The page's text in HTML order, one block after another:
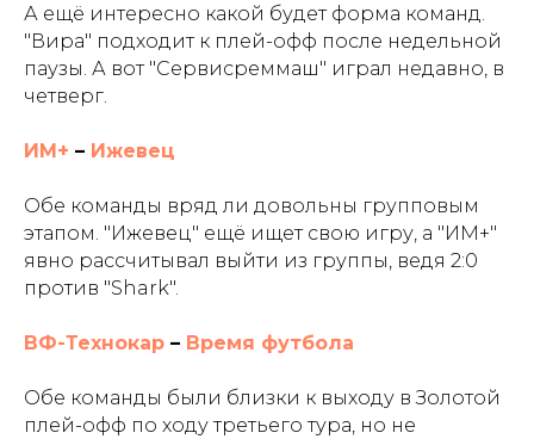
А ещё интересно какой будет форма команд.
"Вира" подходит к плей-офф после недельной
паузы. А вот "Сервисреммаш" играл недавно, в
четверг.
ИМ+ – Ижевец
Обе команды вряд ли довольны групповым
этапом. "Ижевец" ещё ищет свою игру, а "ИМ+"
явно рассчитывал выйти из группы, ведя 2:0
против "Shark".
ВФ-Технокар – Время футбола
Обе команды были близки к выходу в Золотой
плей-офф по ходу третьего тура, но не